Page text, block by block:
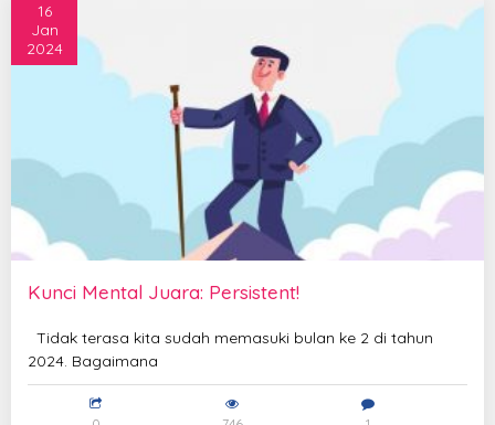
Kunci Mental Juara: Persistent!
16
Jan
2024
Tidak terasa kita sudah memasuki bulan ke 2 di tahun
2024. Bagaimana